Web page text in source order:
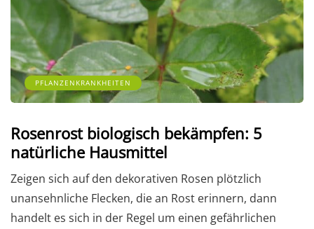
PFLANZENKRANKHEITEN
Rosenrost biologisch bekämpfen: 5
natürliche Hausmittel
Zeigen sich auf den dekorativen Rosen plötzlich
unansehnliche Flecken, die an Rost erinnern, dann
handelt es sich in der Regel um einen gefährlichen